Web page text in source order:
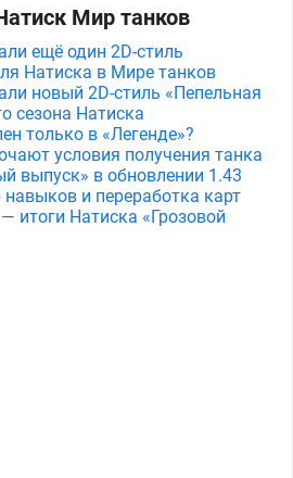
Мир танков
ещё один 2D-стиль
Натиска в Мире танков
новый 2D-стиль «Пепельная
сезона Натиска
только в «Легенде»?
условия получения танка
выпуск» в обновлении 1.43
и переработка карт
итоги Натиска «Грозовой